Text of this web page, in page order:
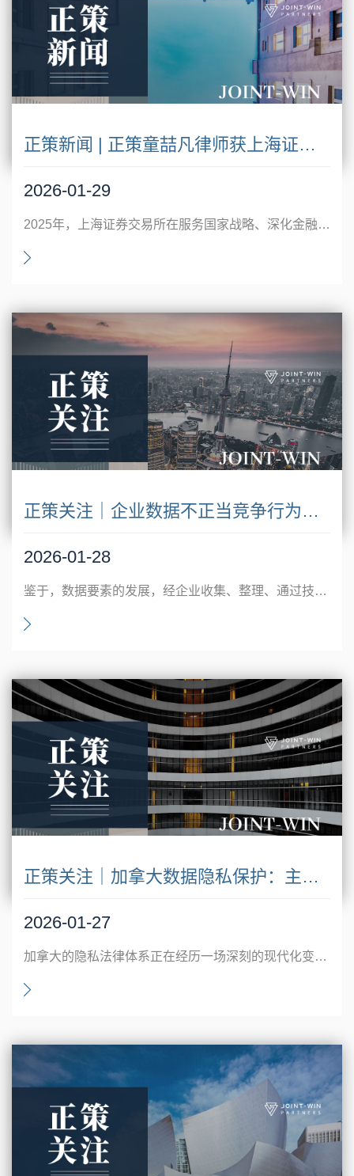
正策新闻 | 正策童喆凡律师获上海证券交易所感谢信，专业赋能资本市场人才培育
2026-01-29
2025年，上海证券交易所在服务国家战略、深化金融改革的过程中，持续加强专业人才培育体系建设。近日，正策律师事务所收到上海证券交易所发出的感谢信，对正策童喆凡律师在培训工作中的参与及专业贡献给予高度认可。
正策关注｜企业数据不正当竞争行为民事责任承担及损害赔偿金额之司法实务分析
2026-01-28
鉴于，数据要素的发展，经企业收集、整理、通过技术手段加工的数据常已成为企业数据，具备独立的商业价值，企业数据逐渐成为竞争性利益，为规制企业数据不正当竞争行为，《反不正当竞争法》已设第13条（以下简称“商业数据专条”）针对企业数据不正当竞争行为作出列举+概况规定，以期保障经营者权益和行业发展。
正策关注｜加拿大数据隐私保护：主要法规与企业合规要点解读
2026-01-27
加拿大的隐私法律体系正在经历一场深刻的现代化变革，从联邦层面的PIPEDA到魁北克省的25号法案，共同构建了一个日益严格的监管生态。本文将从加拿大隐私法法律框架出发，从联邦和省级双层次深入解析法律法规对于加拿大企业（包括出海加拿大的海外企业）在隐私保护方面的合规要求，并以TikTok案为例简要解读企业在商业活动中应加以注意的部分合规要点。